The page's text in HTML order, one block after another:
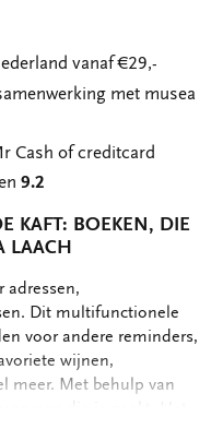
vanaf €29,-
met musea
Cash of creditcard
9.2
KAFT: BOEKEN, DIE
LAACH
adressen,
Dit multifunctionele
voor andere reminders,
wijnen,
meer. Met behulp van
handig opbergvak voor